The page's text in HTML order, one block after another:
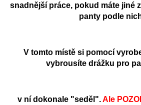
snadnější práce, pokud máte jiné
panty podle
V tomto místě si pomocí
vybrousíte drážku pro
v ní dokonale "seděl".Ale